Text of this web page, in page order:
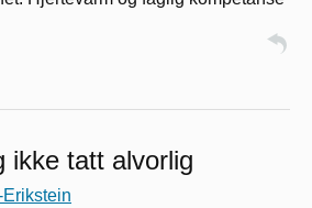
ikke tatt alvorlig